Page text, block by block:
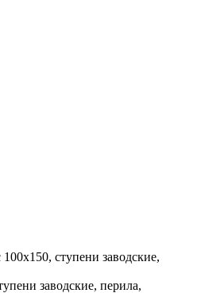
ступени заводские,
заводские, перила,